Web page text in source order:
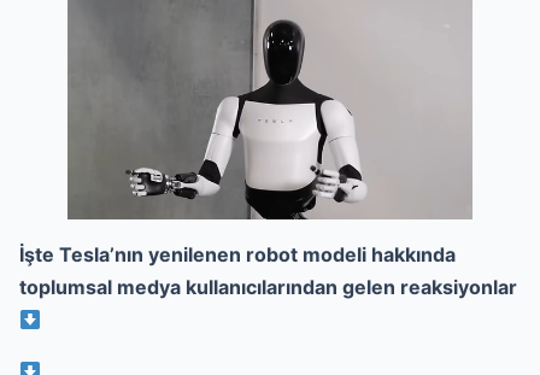
İşte Tesla’nın yenilenen robot modeli hakkında
toplumsal medya kullanıcılarından gelen reaksiyonlar